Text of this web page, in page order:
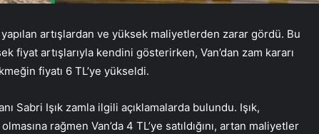
yapılan artışlardan ve yüksek maliyetlerden zarar gördü. Bu
fiyat artışlarıyla kendini gösterirken, Van’dan zam kararı
fiyatı 6 TL’ye yükseldi.
Sabri Işık zamla ilgili açıklamalarda bulundu. Işık,
rağmen Van’da 4 TL’ye satıldığını, artan maliyetler